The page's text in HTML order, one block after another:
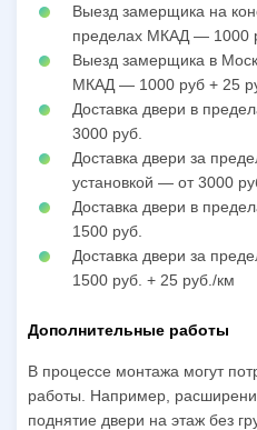
Выезд замерщика на
пределах МКАД — 1000
Выезд замерщика в
МКАД — 1000 руб + 25
Доставка двери в
3000 руб.
Доставка двери за
установкой — от 3000
Доставка двери в
1500 руб.
Доставка двери за
1500 руб. + 25 руб./км
Дополнительные работы
В процессе монтажа могут
работы. Например,
поднятие двери на этаж без